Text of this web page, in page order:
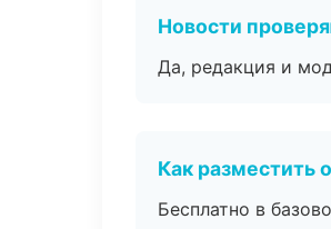
Новости
Да, редакция и
Как разместить
Бесплатно в